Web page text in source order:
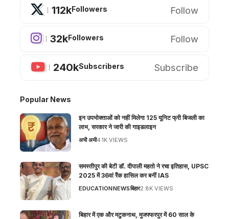
112kFollowers Follow
32kFollowers Follow
240kSubscribers Subscribe
Popular News
इन उपभोक्ताओं को नहीं मिलेगा 125 यूनिट फ्री बिजली का
लाभ, सरकार ने जारी की गाइडलाइन
अभी अभी4.1K VIEWS
समस्तीपुर की बेटी डॉ. दीपाली महतो ने रचा इतिहास, UPSC
2025 में 36वां रैंक हासिल कर बनीं IAS
EDUCATIONNEWSबिहार2.8K VIEWS
बिहार में एक और मटुकनाथ, मुजफ्फरपुर में 60 साल के